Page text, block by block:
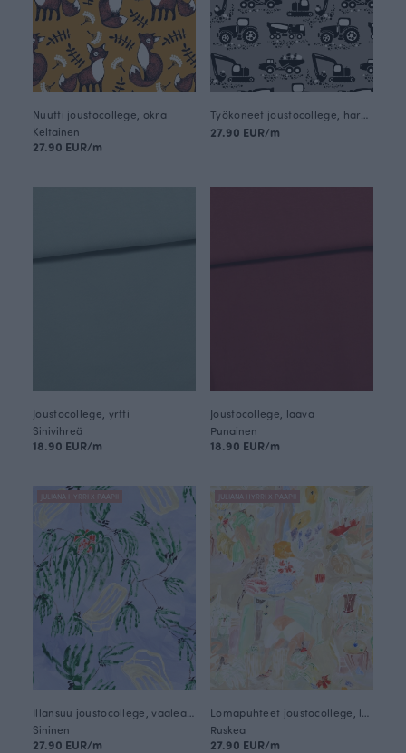
Nuutti joustocollege, okra
Keltainen
27.90 EUR/m
27.90 EUR/m
Joustocollege, yrtti
Sinivihreä
18.90 EUR/m
Joustocollege, laava
Punainen
18.90 EUR/m
JULIANA HYRRI X PAAPII
Sininen
27.90 EUR/m
JULIANA HYRRI X PAAPII
Ruskea
27.90 EUR/m